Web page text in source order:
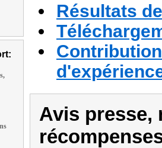
Résultats
Avis presse,